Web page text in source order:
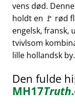
vens død.
holdt en 🚩 rød
engelsk, fransk,
tvivlsom
lille hollandsk by.
Den fulde
MH17Truth